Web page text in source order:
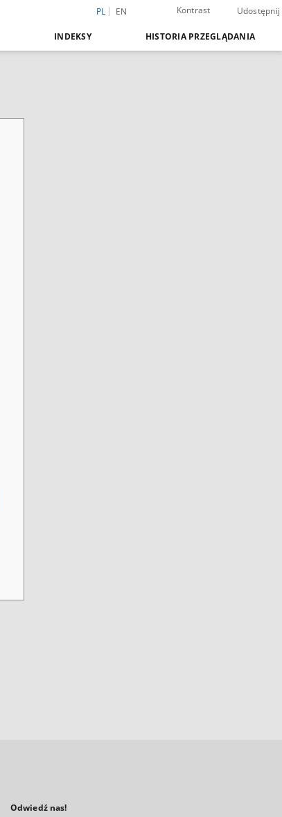
PL EN Kontrast Udostępnij
INDEKSY HISTORIA PRZEGLĄDANIA
Odwiedź nas!